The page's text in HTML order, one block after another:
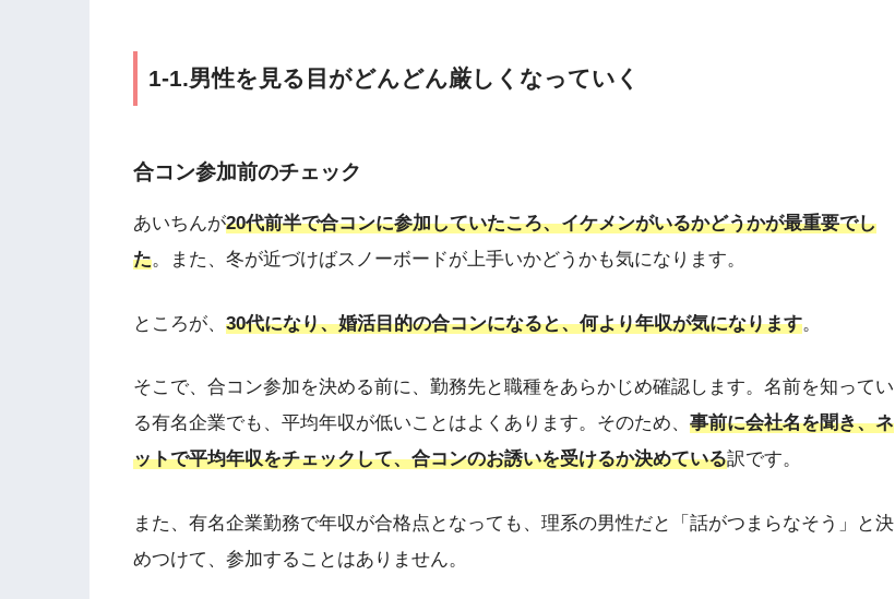
1-1.男性を見る目がどんどん厳しくなっていく
合コン参加前のチェック
あいちんが20代前半で合コンに参加していたころ、イケメンがいるかどうかが最重要でし
た。また、冬が近づけばスノーボードが上手いかどうかも気になります。
ところが、 30代になり、婚活目的の合コンになると、何より年収が気になります。
そこで、合コン参加を決める前に、勤務先と職種をあらかじめ確認します。名前を知ってい
る有名企業でも、平均年収が低いことはよくあります。そのため、 事前に会社名を聞き、ネ
ットで平均年収をチェックして、合コンのお誘いを受けるか決めている訳です。
また、有名企業勤務で年収が合格点となっても、理系の男性だと「話がつまらなそう」と決
めつけて、参加することはありません。